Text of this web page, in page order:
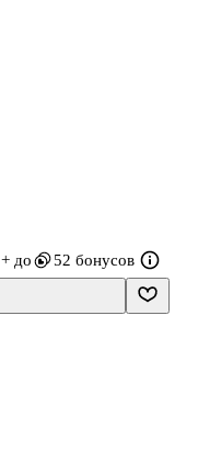
+ до 52 бонусов